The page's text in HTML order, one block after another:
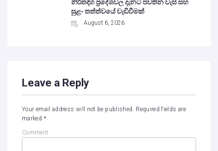
නිරිතදිග ප්‍රදේශවල දැනට පවතින වැසි සහ
සුළං තත්ත්වයේ වැඩිවීමක්
August 6, 2026
Leave a Reply
Your email address will not be published. Required fields are
marked *
Comment